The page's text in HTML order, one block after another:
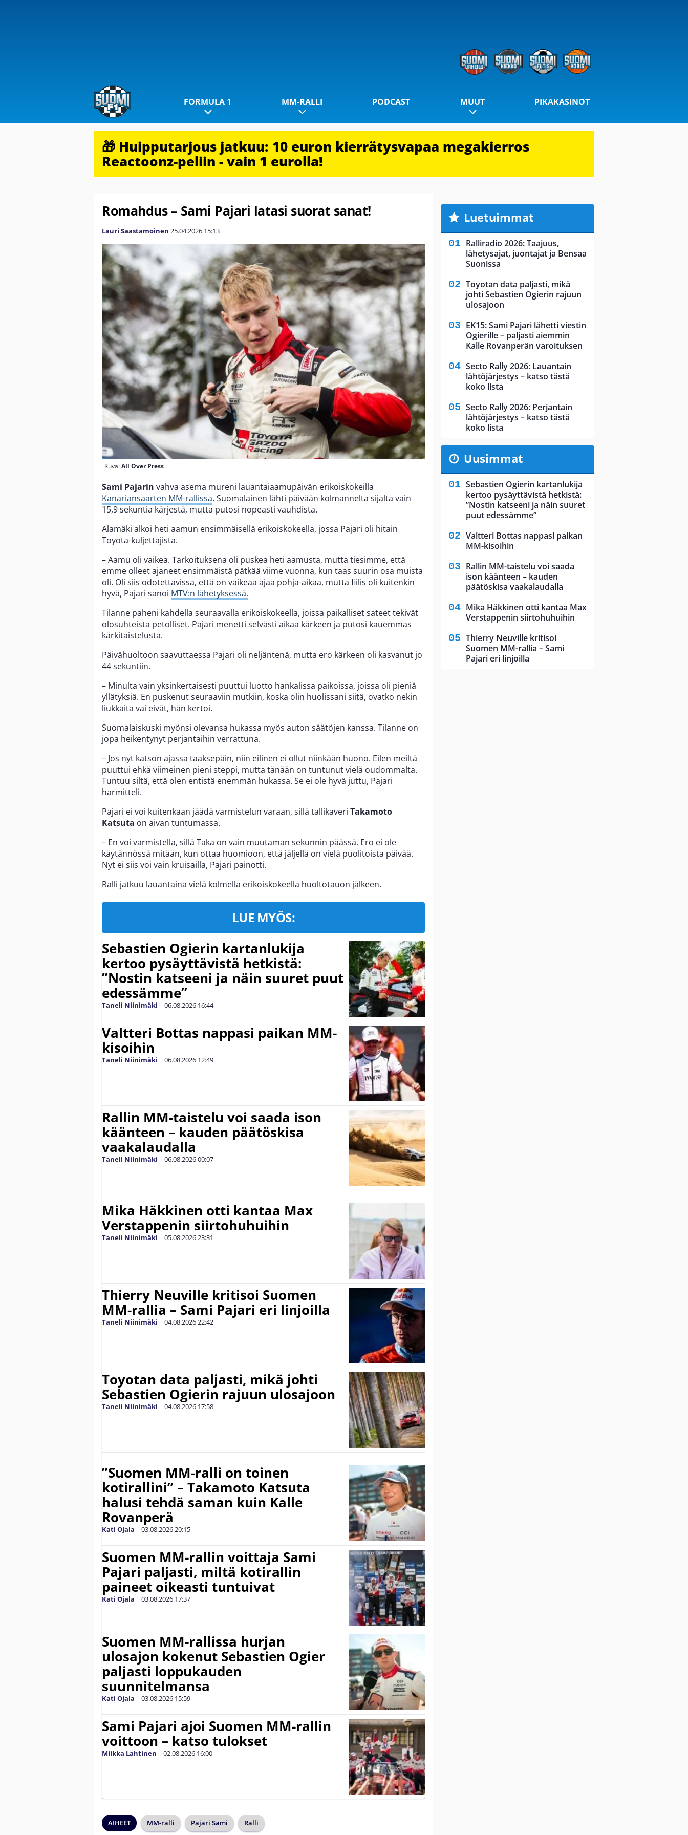
FORMULA 1 MM-RALLI PODCAST MUUT PIKAKASINOT
🎁 Huipputarjous jatkuu: 10 euron kierrätysvapaa megakierros
Reactoonz-peliin - vain 1 eurolla!
Romahdus – Sami Pajari latasi suorat sanat!
Lauri Saastamoinen 25.04.2026 15:13
Kuva:All Over Press
Sami Pajarin vahva asema mureni lauantaiaamupäivän erikoiskokeilla
Kanariansaarten MM-rallissa. Suomalainen lähti päivään kolmannelta sijalta vain
15,9 sekuntia kärjestä, mutta putosi nopeasti vauhdista.
Alamäki alkoi heti aamun ensimmäisellä erikoiskokeella, jossa Pajari oli hitain
Toyota-kuljettajista.
– Aamu oli vaikea. Tarkoituksena oli puskea heti aamusta, mutta tiesimme, että
emme olleet ajaneet ensimmäistä pätkää viime vuonna, kun taas suurin osa muista
oli. Oli siis odotettavissa, että on vaikeaa ajaa pohja-aikaa, mutta fiilis oli kuitenkin
hyvä, Pajari sanoi MTV:n lähetyksessä.
Tilanne paheni kahdella seuraavalla erikoiskokeella, joissa paikalliset sateet tekivät
olosuhteista petolliset. Pajari menetti selvästi aikaa kärkeen ja putosi kauemmas
kärkitaistelusta.
Päivähuoltoon saavuttaessa Pajari oli neljäntenä, mutta ero kärkeen oli kasvanut jo
44 sekuntiin.
– Minulta vain yksinkertaisesti puuttui luotto hankalissa paikoissa, joissa oli pieniä
yllätyksiä. En puskenut seuraaviin mutkiin, koska olin huolissani siitä, ovatko nekin
liukkaita vai eivät, hän kertoi.
Suomalaiskuski myönsi olevansa hukassa myös auton säätöjen kanssa. Tilanne on
jopa heikentynyt perjantaihin verrattuna.
– Jos nyt katson ajassa taaksepäin, niin eilinen ei ollut niinkään huono. Eilen meiltä
puuttui ehkä viimeinen pieni steppi, mutta tänään on tuntunut vielä oudommalta.
Tuntuu siltä, että olen entistä enemmän hukassa. Se ei ole hyvä juttu, Pajari
harmitteli.
Pajari ei voi kuitenkaan jäädä varmistelun varaan, sillä tallikaveri Takamoto
Katsuta on aivan tuntumassa.
– En voi varmistella, sillä Taka on vain muutaman sekunnin päässä. Ero ei ole
käytännössä mitään, kun ottaa huomioon, että jäljellä on vielä puolitoista päivää.
Nyt ei siis voi vain kruisailla, Pajari painotti.
Ralli jatkuu lauantaina vielä kolmella erikoiskokeella huoltotauon jälkeen.
LUE MYÖS:
Sebastien Ogierin kartanlukija
kertoo pysäyttävistä hetkistä:
”Nostin katseeni ja näin suuret puut
edessämme”
Taneli Niinimäki | 06.08.2026 16:44
Valtteri Bottas nappasi paikan MM-
kisoihin
Taneli Niinimäki | 06.08.2026 12:49
Rallin MM-taistelu voi saada ison
käänteen – kauden päätöskisa
vaakalaudalla
Taneli Niinimäki | 06.08.202600:07
Mika Häkkinen otti kantaa Max
Verstappenin siirtohuhuihin
Taneli Niinimäki | 05.08.202623:31
Thierry Neuville kritisoi Suomen
MM-rallia – Sami Pajari eri linjoilla
Taneli Niinimäki | 04.08.202622:42
Toyotan data paljasti, mikä johti
Sebastien Ogierin rajuun ulosajoon
Taneli Niinimäki | 04.08.2026 17:58
”Suomen MM-ralli on toinen
kotirallini” – Takamoto Katsuta
halusi tehdä saman kuin Kalle
Rovanperä
Kati Ojala | 03.08.202620:15
Suomen MM-rallin voittaja Sami
Pajari paljasti, miltä kotirallin
paineet oikeasti tuntuivat
Kati Ojala | 03.08.2026 17:37
Suomen MM-rallissa hurjan
ulosajon kokenut Sebastien Ogier
paljasti loppukauden
suunnitelmansa
Kati Ojala | 03.08.2026 15:59
Sami Pajari ajoi Suomen MM-rallin
voittoon – katso tulokset
Miikka Lahtinen | 02.08.2026 16:00
AIHEET MM-ralli Pajari Sami Ralli
Luetuimmat
Ralliradio 2026: Taajuus,
lähetysajat, juontajat ja Bensaa
Suonissa
Toyotan data paljasti, mikä
johti Sebastien Ogierin rajuun
ulosajoon
EK15: Sami Pajari lähetti viestin
Ogierille – paljasti aiemmin
Kalle Rovanperän varoituksen
Secto Rally 2026: Lauantain
lähtöjärjestys – katso tästä
koko lista
Secto Rally 2026: Perjantain
lähtöjärjestys – katso tästä
koko lista
Uusimmat
Sebastien Ogierin kartanlukija
kertoo pysäyttävistä hetkistä:
”Nostin katseeni ja näin suuret
puut edessämme”
Valtteri Bottas nappasi paikan
MM-kisoihin
Rallin MM-taistelu voi saada
ison käänteen – kauden
päätöskisa vaakalaudalla
Mika Häkkinen otti kantaa Max
Verstappenin siirtohuhuihin
Thierry Neuville kritisoi
Suomen MM-rallia – Sami
Pajari eri linjoilla